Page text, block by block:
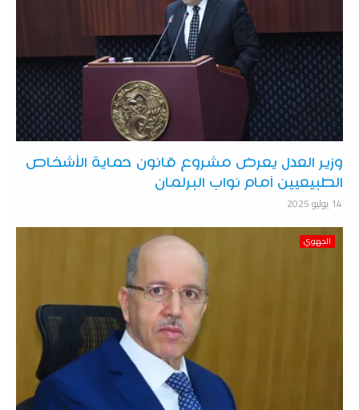
وزير العدل يعرض مشروع قانون حماية الأشخاص
الطبيعيين أمام نواب البرلمان
14 يوليو 2025
الجهوي